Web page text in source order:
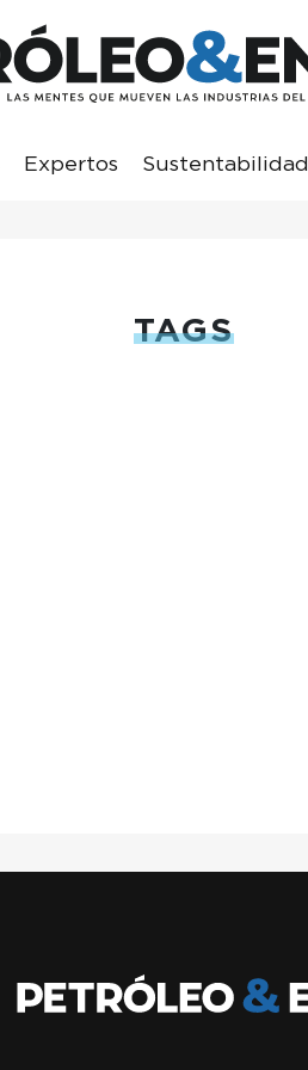
Expertos Sustentabilidad
TAGS